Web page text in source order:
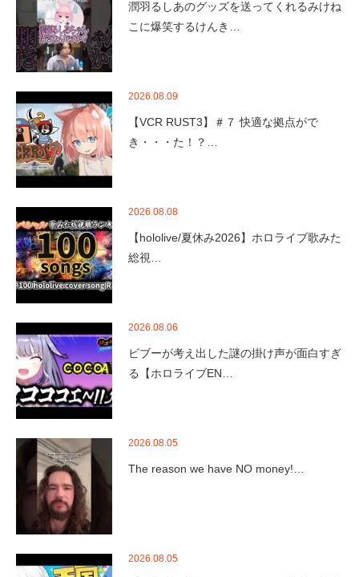
潤羽るしあのグッズを送ってくれるみけね
こに爆笑するけんき…
2026.08.09
【VCR RUST3】＃７ 快適な拠点がで
き・・・た！？…
2026.08.08
【hololive/夏休み2026】ホロライブ歌みた
総視…
2026.08.06
ビブーが考え出した謎の掛け声が面白すぎ
る【ホロライブEN…
2026.08.05
The reason we have NO money!…
2026.08.05